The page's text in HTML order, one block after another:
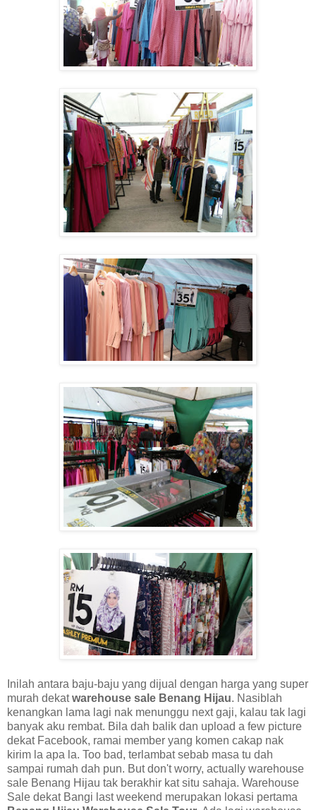
Inilah antara baju-baju yang dijual dengan harga yang super
murah dekatwarehouse sale Benang Hijau. Nasiblah
kenangkan lama lagi nak menunggu next gaji, kalau tak lagi
banyak aku rembat. Bila dah balik dan upload a few picture
dekat Facebook, ramai member yang komen cakap nak
kirim la apa la. Too bad, terlambat sebab masa tu dah
sampai rumah dah pun. But don't worry, actually warehouse
sale Benang Hijau tak berakhir kat situ sahaja. Warehouse
Sale dekat Bangi last weekend merupakan lokasi pertama